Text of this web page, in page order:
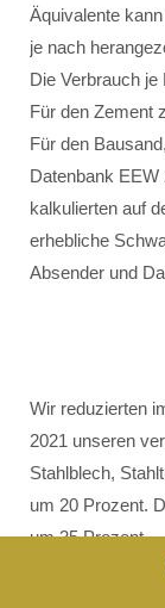
Äquivalente
je nach
Die Verbrauch
Für den Zement
Für den
Datenbank
kalkulierten auf
erhebliche
Absender und
Wir reduzierten
2021 unseren
Stahlblech,
um 20 Prozent.
um 35 Prozent.